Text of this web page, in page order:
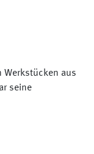
Werkstücken aus
seine